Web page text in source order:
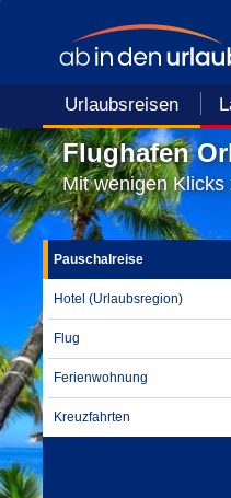
Urlaubsreisen
Flughafen
Mit wenigen Klicks
Pauschalreise
Hotel (Urlaubsregion)
Flug
Ferienwohnung
Kreuzfahrten